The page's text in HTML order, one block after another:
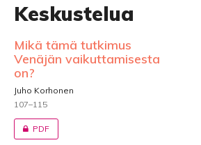
Keskustelua
Mikä tämä tutkimus
Venäjän vaikuttamisesta
on?
Juho Korhonen
107–115
PDF